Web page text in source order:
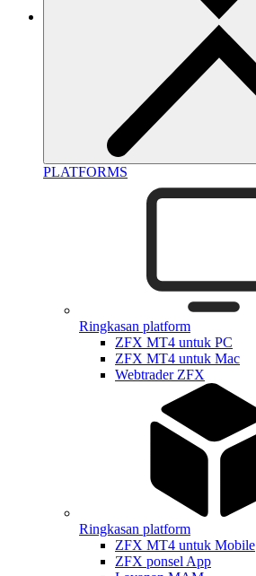
PLATFORMS
Ringkasan platform
ZFX MT4 untuk PC
ZFX MT4 untuk Mac
Webtrader ZFX
Ringkasan platform
ZFX MT4 untuk Mobile
ZFX ponsel App